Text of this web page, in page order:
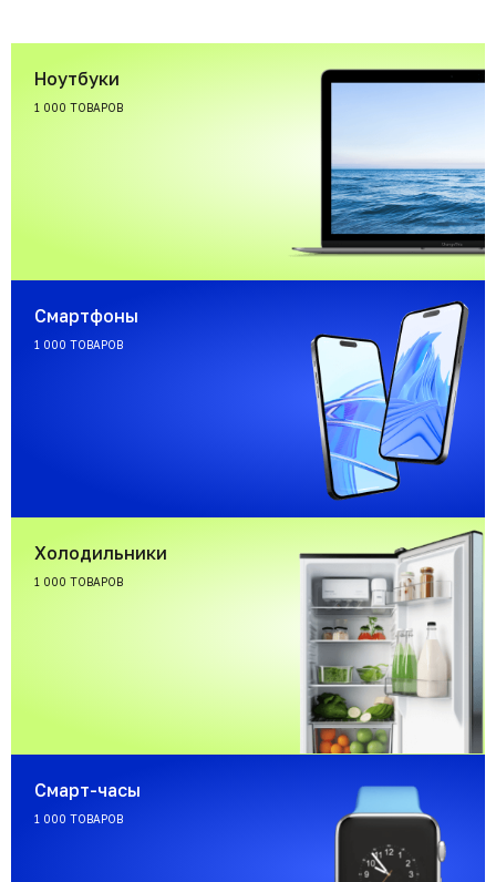
Ноутбуки
1 000 ТОВАРОВ
Смартфоны
1 000 ТОВАРОВ
Холодильники
1 000 ТОВАРОВ
Смарт-часы
1 000 ТОВАРОВ